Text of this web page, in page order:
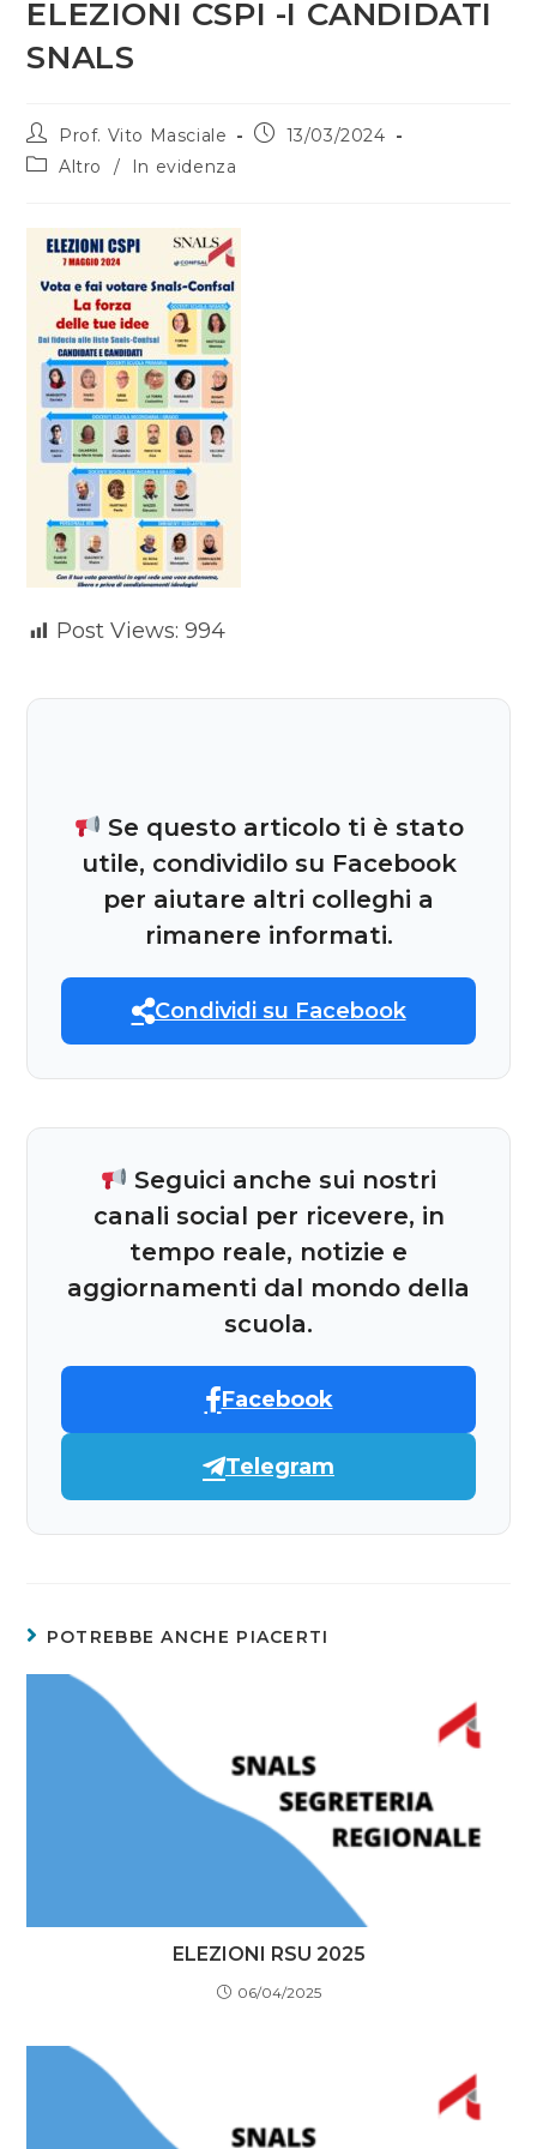
ELEZIONI CSPI -I CANDIDATI
SNALS
Prof. Vito Masciale
13/03/2024
Altro
/ In evidenza
Post Views: 994
Se questo articolo ti è stato
utile, condividilo su Facebook
per aiutare altri colleghi a
rimanere informati.
Condividi su Facebook
Seguici anche sui nostri
canali social per ricevere, in
tempo reale, notizie e
aggiornamenti dal mondo della
scuola.
Facebook
Telegram
POTREBBE ANCHE PIACERTI
ELEZIONI RSU 2025
06/04/2025